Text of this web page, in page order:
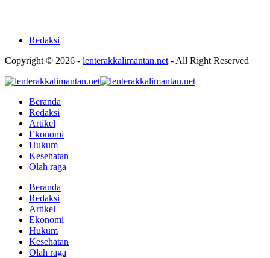
Redaksi
Copyright © 2026 - lenterakkalimantan.net - All Right Reserved
Beranda
Redaksi
Artikel
Ekonomi
Hukum
Kesehatan
Olah raga
Beranda
Redaksi
Artikel
Ekonomi
Hukum
Kesehatan
Olah raga